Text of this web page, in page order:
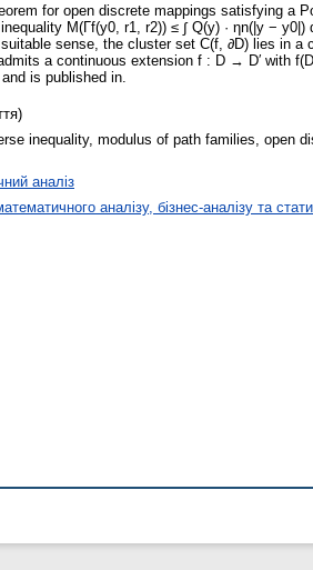
for open discrete mappings satisfying a
M(Γf(y0, r1, r2)) ≤ ∫ Q(y) · ηn(|y −
sense, the cluster set C(f, ∂D) lies in
a continuous extension f : D → D′ with
is published in.
inequality, modulus of path families, open
аналіз
аналізу, бізнес-аналізу та